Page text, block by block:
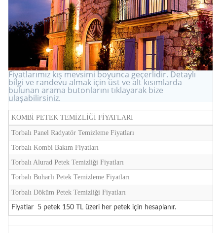
Fiyatlarımız kış mevsimi boyunca geçerlidir. Detaylı
bilgi ve randevu almak için üst ve alt kısımlarda
bulunan arama butonlarını tıklayarak bize
ulaşabilirsiniz.
KOMBİ PETEK TEMİZLİĞİ FİYATLARI
Torbalı Panel Radyatör Temizleme Fiyatları
Torbalı Kombi Bakım Fiyatları
Torbalı Alurad Petek Temizliği Fiyatları
Torbalı Buharlı Petek Temizleme Fiyatları
Torbalı Döküm Petek Temizliği Fiyatları
Fiyatlar 5 petek 150 TL üzeri her petek için hesaplanır.